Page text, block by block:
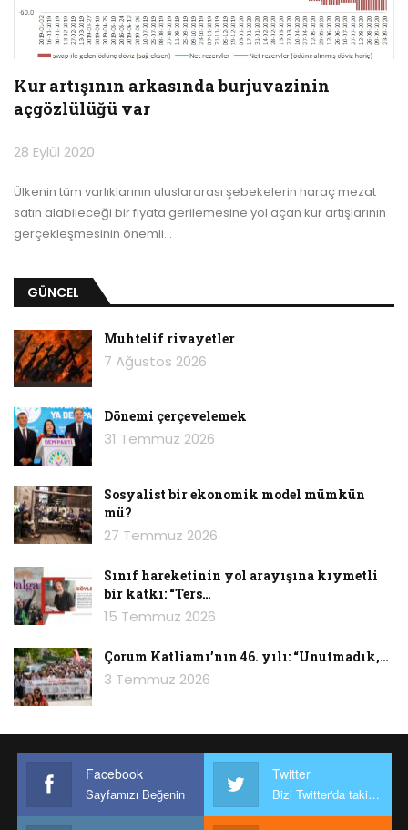
Kur artışının arkasında burjuvazinin
açgözlülüğü var
28 Eylül 2020
Ülkenin tüm varlıklarının uluslararası şebekelerin haraç mezat
satın alabileceği bir fiyata gerilemesine yol açan kur artışlarının
gerçekleşmesinin önemli…
GÜNCEL
Muhtelif rivayetler
7 Ağustos 2026
Dönemi çerçevelemek
31 Temmuz 2026
Sosyalist bir ekonomik model mümkün
mü?
27 Temmuz 2026
Sınıf hareketinin yol arayışına kıymetli
bir katkı: “Ters…
15 Temmuz 2026
Çorum Katliamı’nın 46. yılı: “Unutmadık,…
3 Temmuz 2026
Facebook
Sayfamızı Beğenin
Twitter
Bizi Twitter'da takip edin